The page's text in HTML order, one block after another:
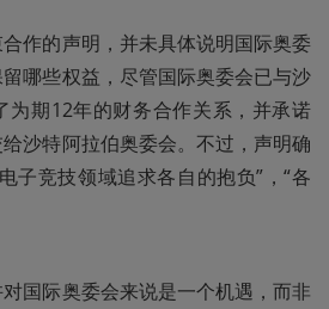
合作的声明，并未具体说明国际奥委
哪些权益，尽管国际奥委会已与沙
为期12年的财务合作关系，并承诺
沙特阿拉伯奥委会。不过，声明确
子竞技领域追求各自的抱负”，“各
国际奥委会来说是一个机遇，而非